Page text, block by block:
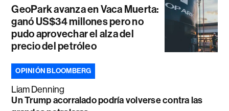
GeoPark avanza en Vaca Muerta:
ganó US$34 millones pero no
pudo aprovechar el alza del
precio del petróleo
OPINIÓN BLOOMBERG
Liam Denning
Un Trump acorralado podría volverse contra las